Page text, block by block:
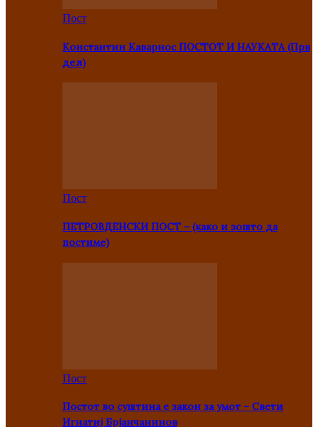
Пост
Константин Каварнос ПОСТОТ И НАУКАТА (Прв
дел)
Пост
ПЕТРОВДЕНСКИ ПОСТ – (како и зошто да
постиме)
Пост
Постот во суштина е закон за умот – Свети
Игнатиј Брјанчанинов